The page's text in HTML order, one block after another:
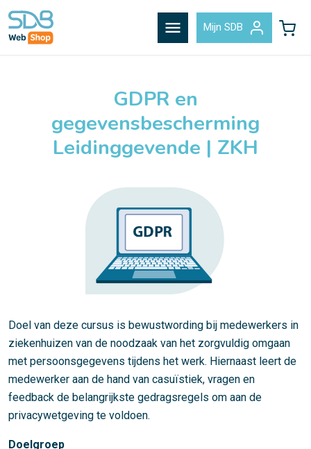
menu Mijn SDB
GDPR en
gegevensbescherming
Leidinggevende | ZKH
Doel van deze cursus is bewustwording bij medewerkers in
ziekenhuizen van de noodzaak van het zorgvuldig omgaan
met persoonsgegevens tijdens het werk. Hiernaast leert de
medewerker aan de hand van casuïstiek, vragen en
feedback de belangrijkste gedragsregels om aan de
privacywetgeving te voldoen.
Doelgroep